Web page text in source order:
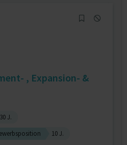
, Expansion- &
30 J.
10 J.